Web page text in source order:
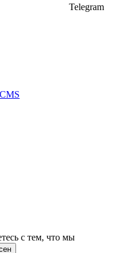
Telegram
с тем, что мы